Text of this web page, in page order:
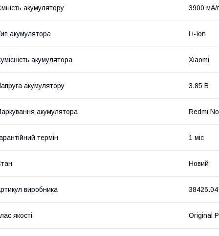
акумулятору 3900 мА/
акумулятора Li-Ion
акумулятора Xiaomi
акумулятору 3.85 В
акумулятора Redmi
термін 1 міс
Новий
виробника
якості Original